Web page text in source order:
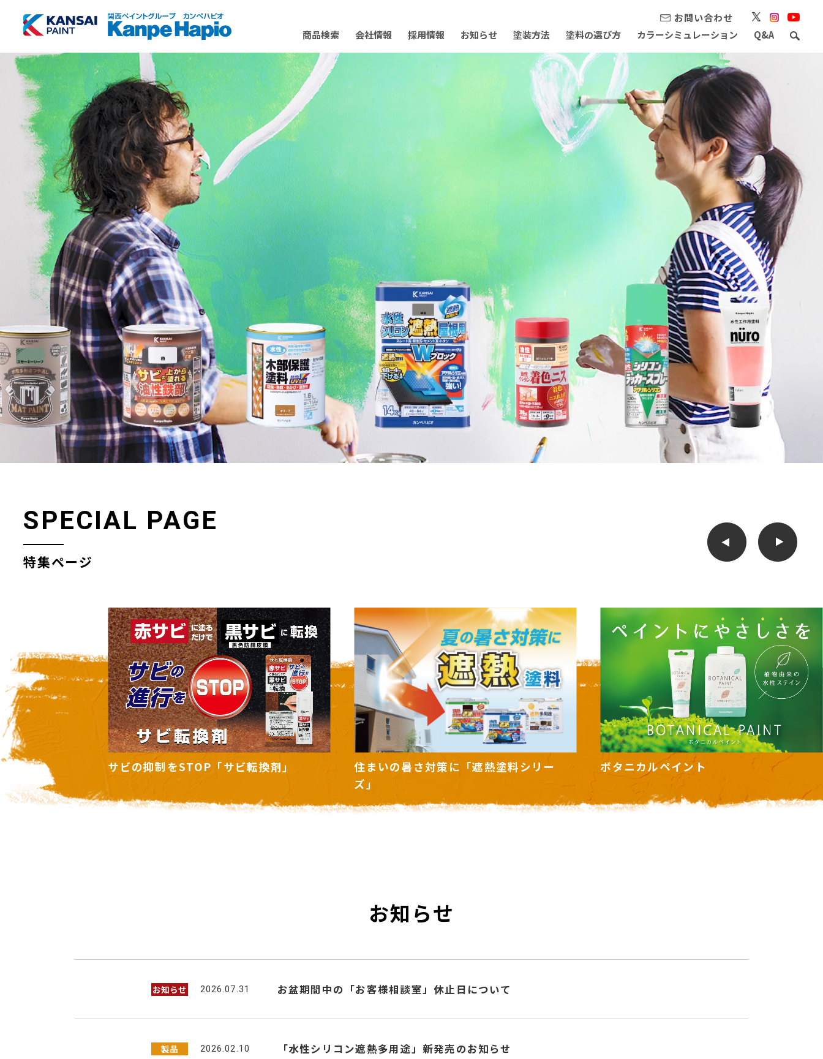
お問い合わせ
商品検索
会社情報 採用情報 お知らせ 塗装方法 塗料の選び方 カラーシミュレーション Q&A
SPECIAL PAGE
特集ページ
換剤」
住まいの暑さ対策に「遮熱塗料シリー
ボタニカルペイント カンタンペンキ ヌーロ
お知らせ
お知らせ 2026.07.31 お盆期間中の「お客様相談室」休止日について
製品 2026.02.10 「水性シリコン遮熱多用途」新発売のお知らせ